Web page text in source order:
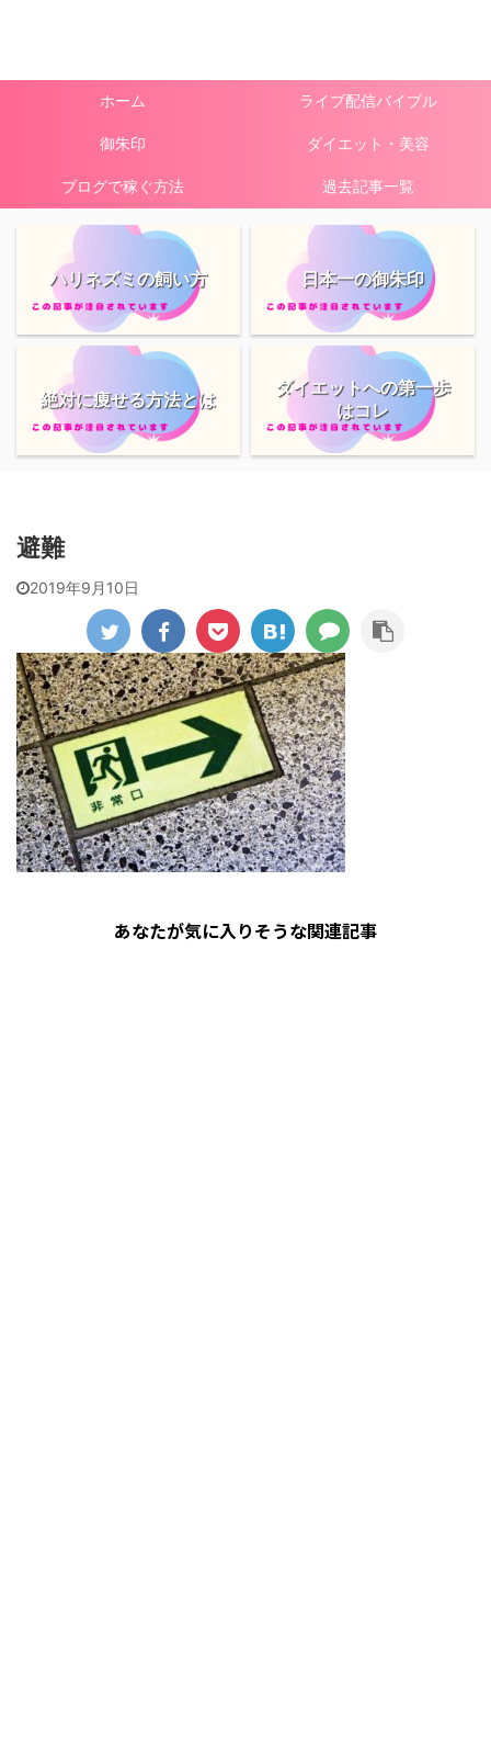
ホーム ライブ配信バイブル
御朱印 ダイエット・美容
ブログで稼ぐ方法 過去記事一覧
ハリネズミの飼い方 日本一の御朱印
絶対に痩せる方法とは
ダイエットへの第一歩
はコレ
避難
2019年9月10日
あなたが気に入りそうな関連記事